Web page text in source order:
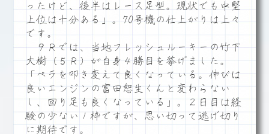
ったけど、後半はレース足型。現状でも中堅
上位は十分ある」。70号機の仕上がりは上々
です。
９Ｒでは、当地フレッシュルーキーの竹下
大樹（５Ｒ）が自身４勝目を挙げました。
「ペラを叩き変えて良くなっている。伸びは
良いエンジンの富田恕生くんと変わらない
し、回り足も良くなっている」。２日目は経
験の少ない１枠ですが、思い切って逃げ切り
に期待です。